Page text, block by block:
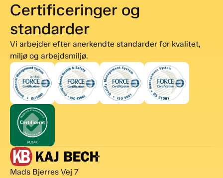
Certificeringer og
standarder
Vi arbejder efter anerkendte standarder for kvalitet,
miljø og arbejdsmiljø.
Mads Bjerres Vej 7